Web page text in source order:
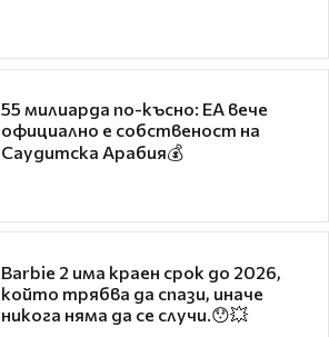
55 милиарда по-късно: EA вече
официално е собственост на
Саудитска Арабия💰
Barbie 2 има краен срок до 2026,
който трябва да спази, иначе
никога няма да се случи.😯💥